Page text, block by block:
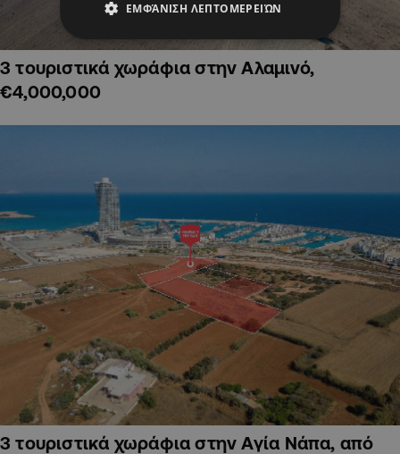
3 τουριστικά χωράφια στην Αλαμινό,
€4,000,000
3 τουριστικά χωράφια στην Αγία Νάπα, από
ΕΜΦΆΝΙΣΗ ΛΕΠΤΟΜΕΡΕΙΏΝ